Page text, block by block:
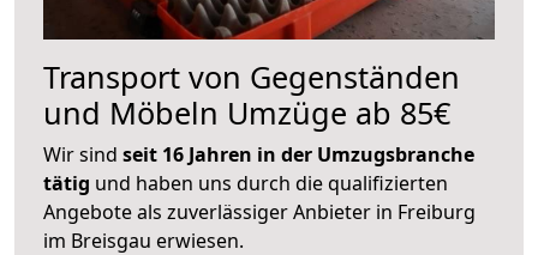
Transport von Gegenständen
und Möbeln Umzüge ab 85€
Wir sind seit 16 Jahren in der Umzugsbranche
tätig und haben uns durch die qualifizierten
Angebote als zuverlässiger Anbieter in Freiburg
im Breisgau erwiesen.